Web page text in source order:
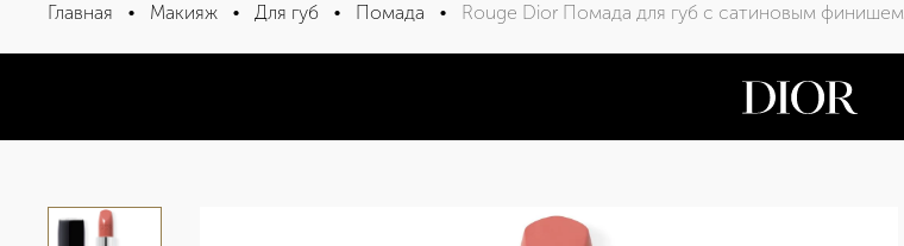
Rouge Dior Помада для губ с сатиновым финишем
Описание
Характеристики
Главная • Макияж • Для губ • Помада • Rouge Dior Помада для губ с сатиновым финишем